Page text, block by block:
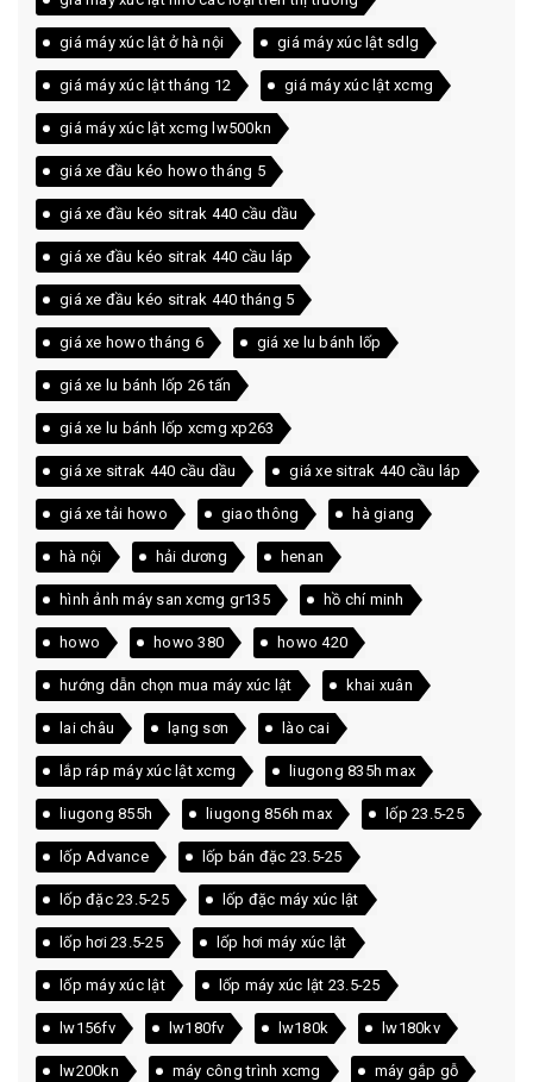
giá máy xúc lật ở hà nội giá máy xúc lật sdlg
giá máy xúc lật tháng 12 giá máy xúc lật xcmg
giá máy xúc lật xcmg lw500kn
giá xe đầu kéo howo tháng 5
giá xe đầu kéo sitrak 440 cầu dầu
giá xe đầu kéo sitrak 440 cầu láp
giá xe đầu kéo sitrak 440 tháng 5
giá xe howo tháng 6 giá xe lu bánh lốp
giá xe lu bánh lốp 26 tấn
giá xe lu bánh lốp xcmg xp263
giá xe sitrak 440 cầu dầu giá xe sitrak 440 cầu láp
giá xe tải howo giao thông hà giang
hà nội hải dương henan
hình ảnh máy san xcmg gr135 hồ chí minh
howo howo 380 howo 420
hướng dẫn chọn mua máy xúc lật khai xuân
lai châu lạng sơn lào cai
lắp ráp máy xúc lật xcmg liugong 835h max
liugong 855h liugong 856h max lốp 23.5-25
lốp Advance lốp bán đặc 23.5-25
lốp đặc 23.5-25 lốp đặc máy xúc lật
lốp hơi 23.5-25 lốp hơi máy xúc lật
lốp máy xúc lật lốp máy xúc lật 23.5-25
lw156fv lw180fv lw180k lw180kv
lw200kn máy công trình xcmg máy gắp gỗ